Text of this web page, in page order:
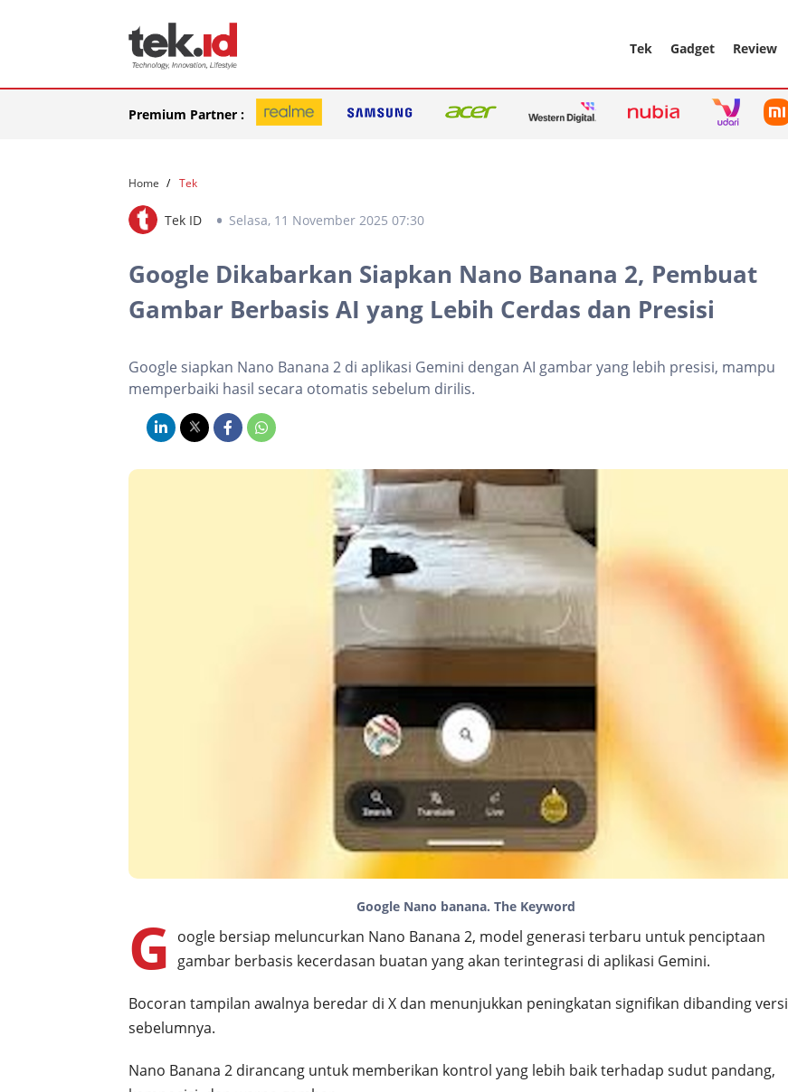
Tek Gadget Review
Premium Partner :
Home Tek
Tek ID Selasa, 11 November 2025 07:30
Google Dikabarkan Siapkan Nano Banana 2, Pembuat
Gambar Berbasis AI yang Lebih Cerdas dan Presisi
Google siapkan Nano Banana 2 di aplikasi Gemini dengan AI gambar yang lebih presisi, mampu
memperbaiki hasil secara otomatis sebelum dirilis.
Google Nano banana. The Keyword
G oogle bersiap meluncurkan Nano Banana 2, model generasi terbaru untuk penciptaan
gambar berbasis kecerdasan buatan yang akan terintegrasi di aplikasi Gemini.
Bocoran tampilan awalnya beredar di X dan menunjukkan peningkatan signifikan dibanding versi
sebelumnya.
Nano Banana 2 dirancang untuk memberikan kontrol yang lebih baik terhadap sudut pandang,